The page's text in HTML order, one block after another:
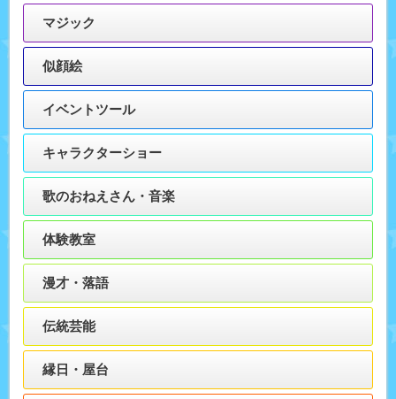
マジック
似顔絵
イベントツール
キャラクターショー
歌のおねえさん・音楽
体験教室
漫才・落語
伝統芸能
縁日・屋台